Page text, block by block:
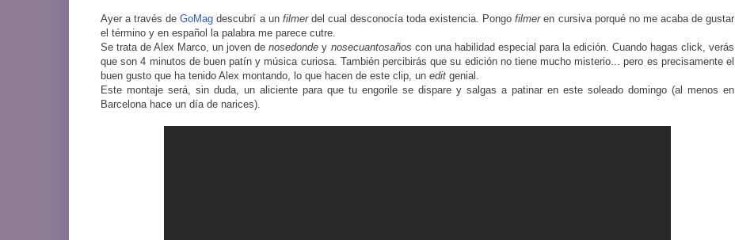
Ayer a través deGoMag descubrí a un filmerdel cual desconocía toda existencia. Pongofilmeren cursiva porqué no me acaba de gustar
el término y en español la palabra me parece cutre.
Se trata de Alex Marco, un joven denosedonde y nosecuantosaños con una habilidad especial para la edición. Cuando hagas click, verás
que son 4 minutos de buen patín y música curiosa. También percibirás que su edición no tiene mucho misterio... pero es precisamente el
buen gusto que ha tenido Alex montando, lo que hacen de este clip, un edit genial.
Este montaje será, sin duda, un aliciente para que tu engorile se dispare y salgas a patinar en este soleado domingo (al menos en
Barcelona hace un día de narices).